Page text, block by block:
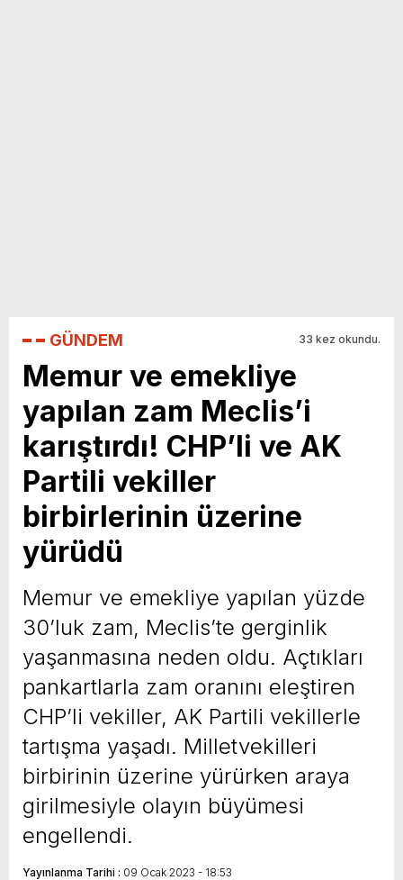
GÜNDEM 33 kez okundu.
Memur ve emekliye
yapılan zam Meclis’i
karıştırdı! CHP’li ve AK
Partili vekiller
birbirlerinin üzerine
yürüdü
Memur ve emekliye yapılan yüzde
30’luk zam, Meclis’te gerginlik
yaşanmasına neden oldu. Açtıkları
pankartlarla zam oranını eleştiren
CHP’li vekiller, AK Partili vekillerle
tartışma yaşadı. Milletvekilleri
birbirinin üzerine yürürken araya
girilmesiyle olayın büyümesi
engellendi.
Yayınlanma Tarihi : 09 Ocak 2023 - 18:53